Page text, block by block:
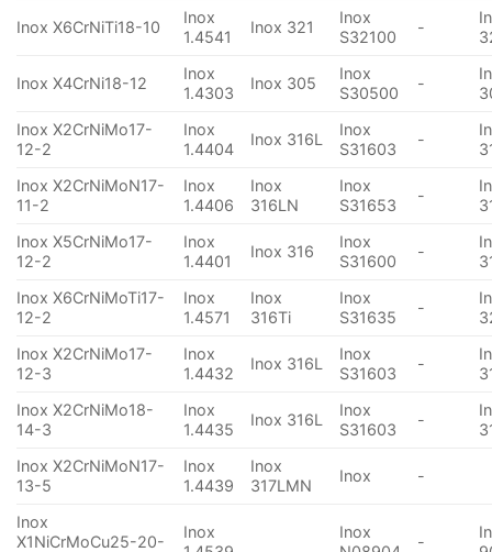
Inox X6CrNiTi18-10
Inox
1.4541
Inox 321
Inox
S32100
-
Inox X4CrNi18-12
Inox
1.4303
Inox 305
Inox
S30500
-
Inox X2CrNiMo17-
12-2
Inox
1.4404
Inox 316L
Inox
S31603
-
Inox X2CrNiMoN17-
11-2
Inox
1.4406
Inox
316LN
Inox
S31653
-
Inox X5CrNiMo17-
12-2
Inox
1.4401
Inox 316
Inox
S31600
-
Inox X6CrNiMoTi17-
12-2
Inox
1.4571
Inox
316Ti
Inox
S31635
-
Inox X2CrNiMo17-
12-3
Inox
1.4432
Inox 316L
Inox
S31603
-
Inox X2CrNiMo18-
14-3
Inox
1.4435
Inox 316L
Inox
S31603
-
Inox X2CrNiMoN17-
13-5
Inox
1.4439
Inox
317LMN
Inox -
Inox
X1NiCrMoCu25-20-
Inox
Inox
-